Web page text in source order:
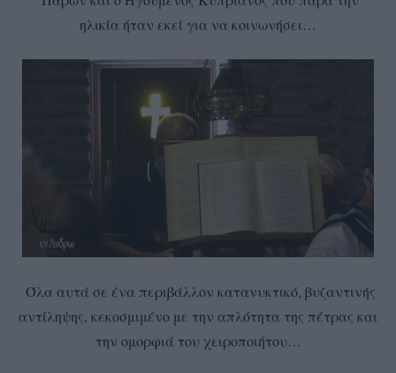
ηλικία ήταν εκεί για να κοινωνήσει…
Όλα αυτά σε ένα περιβάλλον κατανυκτικό, βυζαντινής
αντίληψης, κεκοσμιμένο με την απλότητα της πέτρας και
την ομορφιά του χειροποιήτου…